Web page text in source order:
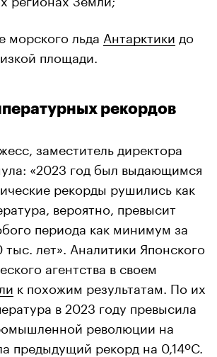
морского льда Антарктики до
площади.
рекордов
заместитель директора
«2023 год был выдающимся
рекорды рушились как
вероятно, превысит
периода как минимум за
тыс. лет». Аналитики Японского
агентства в своем
к похожим результатам. По их
в 2023 году превысила
революции на
предыдущий рекорд на 0,14ºC.